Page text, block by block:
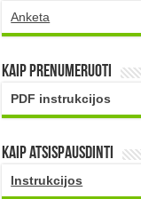
Anketa
Kaip prenumeruoti
PDF instrukcijos
Kaip atsispausdinti
Instrukcijos